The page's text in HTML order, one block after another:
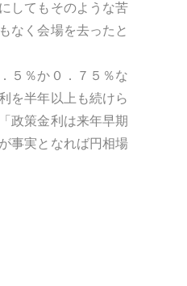
してもそのような苦
なく会場を去ったと
５％か０．７５％な
を半年以上も続けら
政策金利は来年早期
事実となれば円相場